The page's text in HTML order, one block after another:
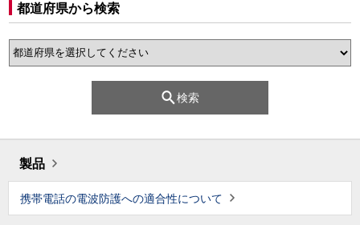
都道府県から検索
検索
製品
携帯電話の電波防護への適合性について